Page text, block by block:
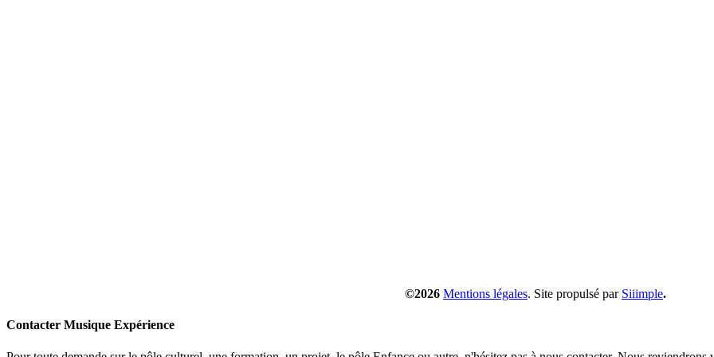
©2026 Mentions légales. Site propulsé par Siiimple.
Contacter Musique Expérience